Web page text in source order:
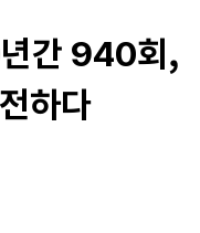
간 940회,
하다